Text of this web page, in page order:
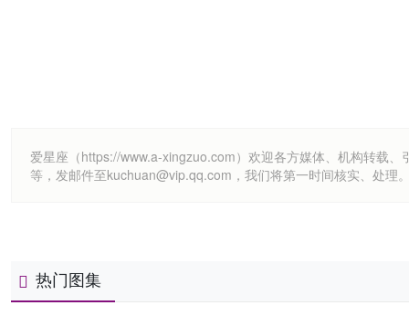
爱星座（https://www.a-xingzuo.com）欢迎各方媒体、机构转载
等，发邮件至kuchuan@vip.qq.com，我们将第一时间核实、处理
热门图集